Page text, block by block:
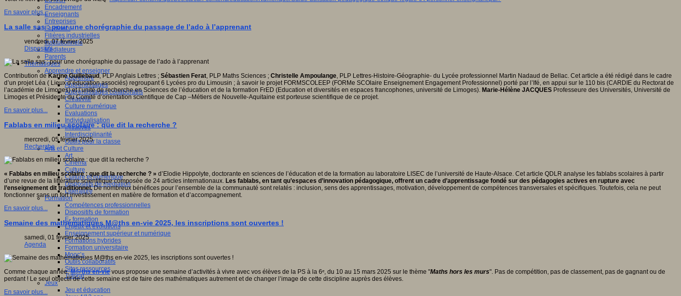
Encadrement
Enseignants
Entreprises
Etudiants
Filières industrielles
Institutionnels
Médiateurs
Parents
Thématiques
Apprendre et enseigner
Apprendre
Apprentissages
Apprentissages collaboratifs
Créativité
Culture numérique
Evaluations
Individualisation
Initiatives
Interdisciplinarité
Outils pour la classe
Arts et Culture
Art
Cinéma
Culture
Culture et numérique
Dispositifs de médiation
Littérature
Formation
Compétences professionnelles
Dispositifs de formation
E- formation
Enjeux et évolutions
Enseignement supérieur et numérique
Formations hybrides
Formation universitaire
Mooc’s
Outils collaboratifs
Sites ressources
Tutorat
Jeux
Jeu et éducation
En savoir plus...
La salle sas : pour une chorégraphie du passage de l’ado à l’apprenant
vendredi, 07 février 2025
Dispositifs
Contribution deKarine Guillebaud, PLP Anglais Lettres ; Sébastien Ferat, PLP Maths Sciences ; Christelle Ampoulange, PLP Lettres-Histoire-Géographie- du Lycée professionnel Martin Nadaud de Bellac. Cet article a été rédigé dans le cadre
d’un projet Léa ( Lieux d’éducation associés) regroupant 6 Lycées pro du Limousin ; à savoir le projet FORMSCOLEEP (FORMe SCOlaire Enseignement Engagement Professionnel) porté par l’Ifé, en appui sur le 110 bis (CARDIE du Rectorat de
l’académie de Limoges) et l’unité de recherche en Sciences de l’éducation et de la formation FrED (Education et diversités en espaces francophones, université de Limoges). Marie-Hélène JACQUES Professeure des Universités, Université de
Limoges et Présidente du Comité d’orientation scientifique de Cap –Métiers de Nouvelle-Aquitaine est porteuse scientifique de ce projet.
En savoir plus...
Fablabs en milieu scolaire : que dit la recherche ?
mercredi, 05 février 2025
Recherche
« Fablabs en milieu scolaire : que dit la recherche ? » d’Elodie Hippolyte, doctorante en sciences de l’éducation et de la formation au laboratoire LISEC de l’université de Haute-Alsace. Cet article QDLR analyse les fablabs scolaires à partir
d’une revue de la littérature scientifique composée de 24 articles internationaux. Les fablabs, en tant qu’espaces d’innovation pédagogique, offrent un cadre d’apprentissage fondé sur des pédagogies actives en rupture avec
l’enseignement dit traditionnel.De nombreux bénéfices pour l’ensemble de la communauté sont relatés : inclusion, sens des apprentissages, motivation, développement de compétences transversales et spécifiques. Toutefois, cela ne peut
fonctionner sans un fort investissement en matière de formation et d’accompagnement.
En savoir plus...
Semaine des mathématiques M@ths en-vie 2025, les inscriptions sont ouvertes !
samedi, 01 février 2025
Agenda
Comme chaque année,M@ths en-vie vous propose une semaine d’activités à vivre avec vos élèves de la PS à la 6ᵉ, du 10 au 15 mars 2025 sur le thème "Maths hors les murs". Pas de compétition, pas de classement, pas de gagnant ou de
perdant ! Le seul objectif de cette semaine est de faire des mathématiques autrement et de changer l’image de cette discipline auprès des élèves.
En savoir plus...